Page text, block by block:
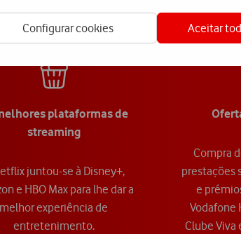
Configurar cookies Aceitar
plataformas de
streaming
juntou-se à Disney+,
e HBO Max para lhe dar a
melhor experiência de
entretenimento.
Compra
prestações
e
Vodafone
Clube